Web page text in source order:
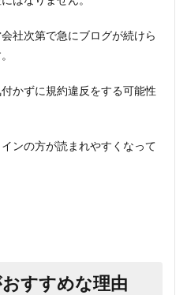
社次第で急にブログが続けら
かずに規約違反をする可能性
ンの方が読まれやすくなって
すすめな理由